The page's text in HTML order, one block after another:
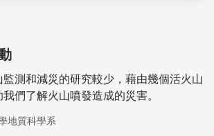
測和減災的研究較少，藉由幾個活火山
們了解火山噴發造成的災害。
地質科學系